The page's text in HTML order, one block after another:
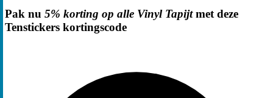
Pak nu 5% korting op alle Vinyl Tapijtmet deze
Tenstickers kortingscode